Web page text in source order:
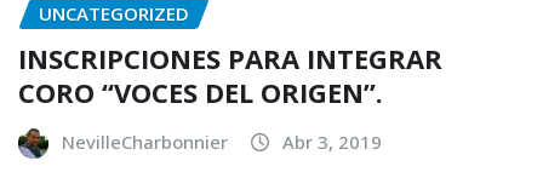
UNCATEGORIZED
INSCRIPCIONES PARA INTEGRAR
CORO “VOCES DEL ORIGEN”.
NevilleCharbonnier Abr 3, 2019